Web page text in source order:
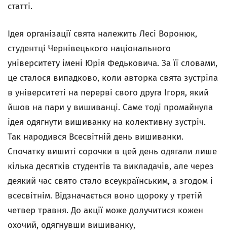
статті.
Ідея організації свята належить Лесі Воронюк,
студентці Чернівецького національного
університету імені Юрія Федьковича. За її словами,
це сталося випадково, коли авторка свята зустріла
в університеті на перерві свого друга Ігоря, який
йшов на пари у вишиванці. Саме тоді промайнула
ідея одягнути вишиванку на колективну зустріч.
Так народився Всесвітній день вишиванки.
Спочатку вишиті сорочки в цей день одягали лише
кілька десятків студентів та викладачів, але через
деякий час свято стало всеукраїнським, а згодом і
всесвітнім. Відзначається воно щороку у третій
четвер травня. До акції може долучитися кожен
охочий, одягнувши вишиванку,